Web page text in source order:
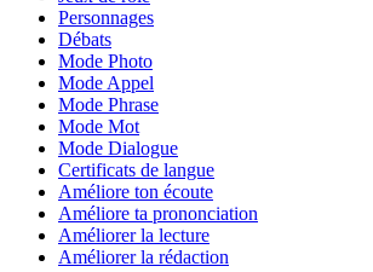
Personnages
Débats
Mode Photo
Mode Appel
Mode Phrase
Mode Mot
Mode Dialogue
Certificats de langue
Améliore ton écoute
Améliore ta prononciation
Améliorer la lecture
Améliorer la rédaction